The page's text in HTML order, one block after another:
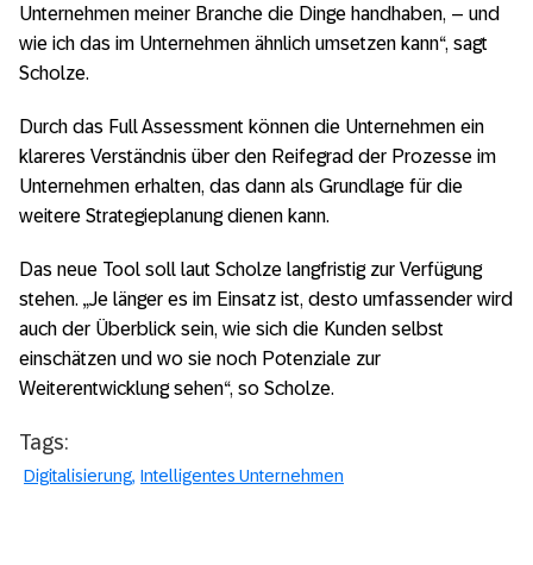
Unternehmen meiner Branche die Dinge handhaben, – und
wie ich das im Unternehmen ähnlich umsetzen kann“, sagt
Scholze.
Durch das Full Assessment können die Unternehmen ein
klareres Verständnis über den Reifegrad der Prozesse im
Unternehmen erhalten, das dann als Grundlage für die
weitere Strategieplanung dienen kann.
Das neue Tool soll laut Scholze langfristig zur Verfügung
stehen. „Je länger es im Einsatz ist, desto umfassender wird
auch der Überblick sein, wie sich die Kunden selbst
einschätzen und wo sie noch Potenziale zur
Weiterentwicklung sehen“, so Scholze.
Tags:
Digitalisierung Intelligentes Unternehmen